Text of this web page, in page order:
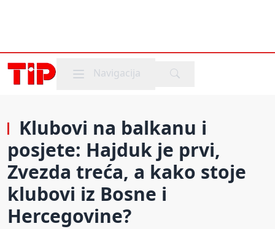
Mobile menu
Navigacija
Klubovi na balkanu i
posjete: Hajduk je prvi,
Zvezda treća, a kako stoje
klubovi iz Bosne i
Hercegovine?